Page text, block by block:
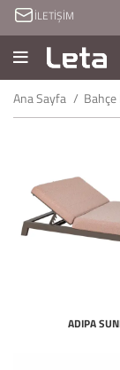
İLETİŞİM
Ana Sayfa Bahçe
ADIPA